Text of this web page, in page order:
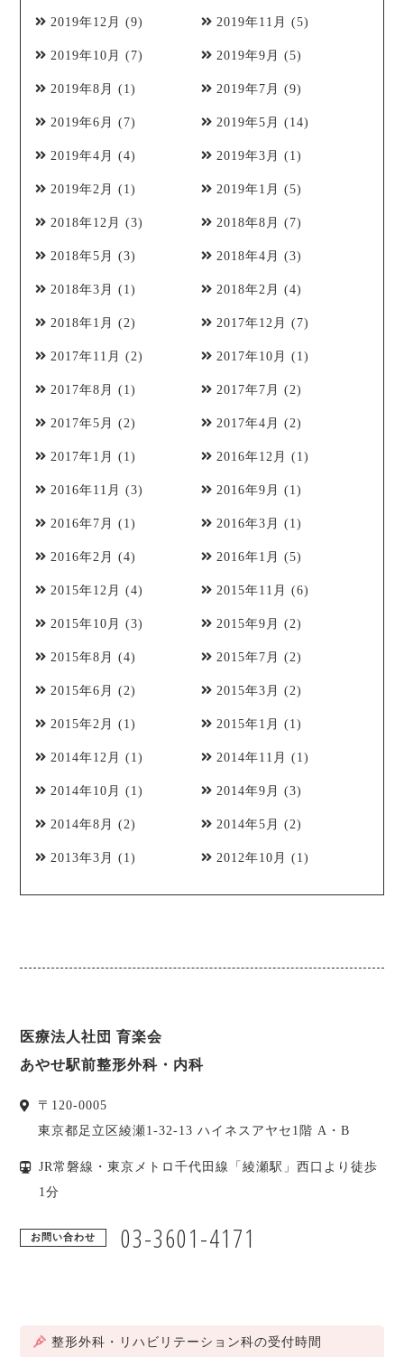
2019年12月 (9) 2019年11月 (5)
2019年10月 (7) 2019年9月 (5)
2019年8月 (1) 2019年7月 (9)
2019年6月 (7) 2019年5月 (14)
2019年4月 (4) 2019年3月 (1)
2019年2月 (1) 2019年1月 (5)
2018年12月 (3) 2018年8月 (7)
2018年5月 (3) 2018年4月 (3)
2018年3月 (1) 2018年2月 (4)
2018年1月 (2) 2017年12月 (7)
2017年11月 (2) 2017年10月 (1)
2017年8月 (1) 2017年7月 (2)
2017年5月 (2) 2017年4月 (2)
2017年1月 (1) 2016年12月 (1)
2016年11月 (3) 2016年9月 (1)
2016年7月 (1) 2016年3月 (1)
2016年2月 (4) 2016年1月 (5)
2015年12月 (4) 2015年11月 (6)
2015年10月 (3) 2015年9月 (2)
2015年8月 (4) 2015年7月 (2)
2015年6月 (2) 2015年3月 (2)
2015年2月 (1) 2015年1月 (1)
2014年12月 (1) 2014年11月 (1)
2014年10月 (1) 2014年9月 (3)
2014年8月 (2) 2014年5月 (2)
2013年3月 (1) 2012年10月 (1)
医療法人社団 育楽会
あやせ駅前整形外科・内科
〒 120-0005
東京都 足立区綾瀬1-32-13 ハイネスアヤセ1階 A・B
JR常磐線・東京メトロ千代田線「綾瀬駅」西口より徒歩
1分
お問い合わせ 03-3601-4171
整形外科・リハビリテーション科の受付時間